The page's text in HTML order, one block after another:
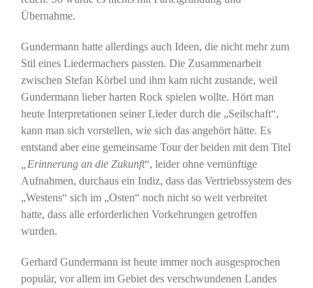
Übernahme.
Gundermann hatte allerdings auch Ideen, die nicht mehr zum
Stil eines Liedermachers passten. Die Zusammenarbeit
zwischen Stefan Körbel und ihm kam nicht zustande, weil
Gundermann lieber harten Rock spielen wollte. Hört man
heute Interpretationen seiner Lieder durch die „Seilschaft“,
kann man sich vorstellen, wie sich das angehört hätte. Es
entstand aber eine gemeinsame Tour der beiden mit dem Titel
„Erinnerung an die Zukunft“, leider ohne vernünftige
Aufnahmen, durchaus ein Indiz, dass das Vertriebssystem des
„Westens“ sich im „Osten“ noch nicht so weit verbreitet
hatte, dass alle erforderlichen Vorkehrungen getroffen
wurden.
Gerhard Gundermann ist heute immer noch ausgesprochen
populär, vor allem im Gebiet des verschwundenen Landes